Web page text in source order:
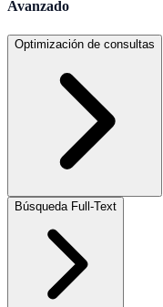
Avanzado
Optimización de consultas
Búsqueda Full-Text